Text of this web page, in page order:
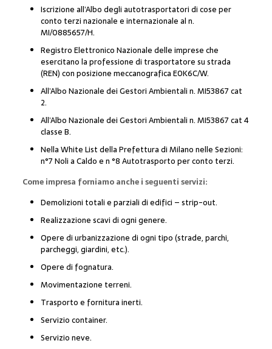
Iscrizione all’Albo degli autotrasportatori di cose per
conto terzi nazionale e internazionale al n.
MI/0885657/H.
Registro Elettronico Nazionale delle imprese che
esercitano la professione di trasportatore su strada
(REN) con posizione meccanografica E0K6C/W.
All’Albo Nazionale dei Gestori Ambientali n. MI53867 cat
2.
All’Albo Nazionale dei Gestori Ambientali n. MI53867 cat 4
classe B.
Nella White List della Prefettura di Milano nelle Sezioni:
n°7 Noli a Caldo e n °8 Autotrasporto per conto terzi.
Come impresa forniamo anche i seguenti servizi:
Demolizioni totali e parziali di edifici – strip-out.
Realizzazione scavi di ogni genere.
Opere di urbanizzazione di ogni tipo (strade, parchi,
parcheggi, giardini, etc.).
Opere di fognatura.
Movimentazione terreni.
Trasporto e fornitura inerti.
Servizio container.
Servizio neve.